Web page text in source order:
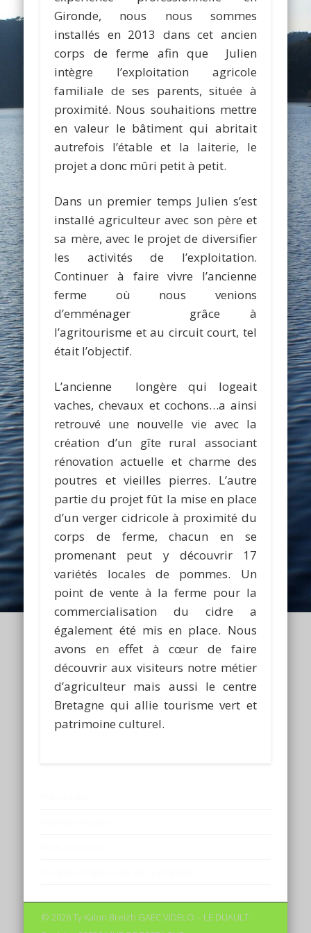
Gironde, nous nous sommes
installés en 2013 dans cet ancien
corps de ferme afin que Julien
intègre l’exploitation agricole
familiale de ses parents, située à
proximité. Nous souhaitions mettre
en valeur le bâtiment qui abritait
autrefois l’étable et la laiterie, le
projet a donc mûri petit à petit.
Dans un premier temps Julien s’est
installé agriculteur avec son père et
sa mère, avec le projet de diversifier
les activités de l’exploitation.
Continuer à faire vivre l’ancienne
ferme où nous venions
d’emménager grâce à
l’agritourisme et au circuit court, tel
était l’objectif.
L’ancienne longère qui logeait
vaches, chevaux et cochons…a ainsi
retrouvé une nouvelle vie avec la
création d’un gîte rural associant
rénovation actuelle et charme des
poutres et vieilles pierres. L’autre
partie du projet fût la mise en place
d’un verger cidricole à proximité du
corps de ferme, chacun en se
promenant peut y découvrir 17
variétés locales de pommes. Un
point de vente à la ferme pour la
commercialisation du cidre a
également été mis en place. Nous
avons en effet à cœur de faire
découvrir aux visiteurs notre métier
d’agriculteur mais aussi le centre
Bretagne qui allie tourisme vert et
patrimoine culturel.
© 2026 Ty Kalon Breizh GAEC VIDELO – LE DUAULT